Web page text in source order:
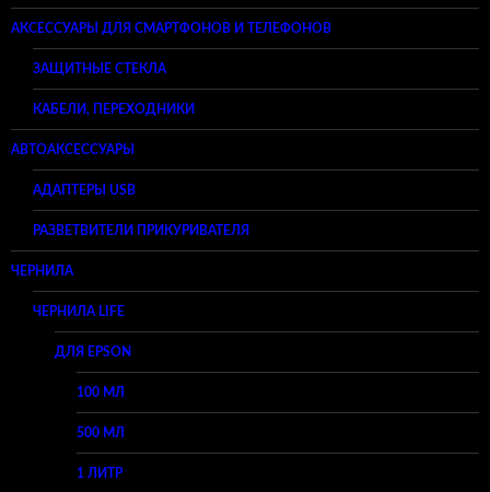
АКСЕССУАРЫ ДЛЯ СМАРТФОНОВ И ТЕЛЕФОНОВ
ЗАЩИТНЫЕ СТЕКЛА
КАБЕЛИ, ПЕРЕХОДНИКИ
АВТОАКСЕССУАРЫ
АДАПТЕРЫ USB
РАЗВЕТВИТЕЛИ ПРИКУРИВАТЕЛЯ
ЧЕРНИЛА
ЧЕРНИЛА LIFE
ДЛЯ EPSON
100 МЛ
500 МЛ
1 ЛИТР